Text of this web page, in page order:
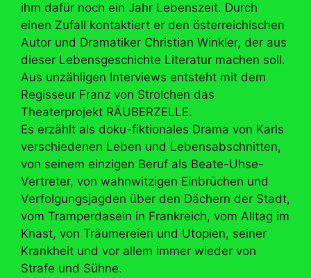
ihm dafür noch ein Jahr Lebenszeit. Durch
einen Zufall kontaktiert er den österreichischen
Autor und Dramatiker Christian Winkler, der aus
dieser Lebensgeschichte Literatur machen soll.
Aus unzähligen Interviews entsteht mit dem
Regisseur Franz von Strolchen das
Theaterprojekt RÄUBERZELLE.
Es erzählt als doku-fiktionales Drama von Karls
verschiedenen Leben und Lebensabschnitten,
von seinem einzigen Beruf als Beate-Uhse-
Vertreter, von wahnwitzigen Einbrüchen und
Verfolgungsjagden über den Dächern der Stadt,
vom Tramperdasein in Frankreich, vom Alltag im
Knast, von Träumereien und Utopien, seiner
Krankheit und vor allem immer wieder von
Strafe und Sühne.